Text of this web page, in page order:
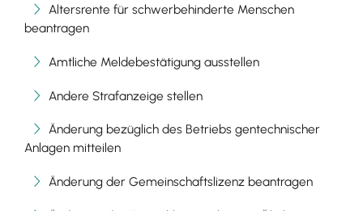
Altersrente für schwerbehinderte Menschen
beantragen
Amtliche Meldebestätigung ausstellen
Andere Strafanzeige stellen
Änderung bezüglich des Betriebs gentechnischer
Anlagen mitteilen
Änderung der Gemeinschaftslizenz beantragen